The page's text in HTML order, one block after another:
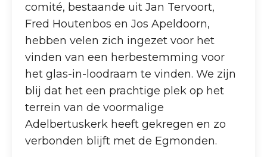
comité, bestaande uit Jan Tervoort,
Fred Houtenbos en Jos Apeldoorn,
hebben velen zich ingezet voor het
vinden van een herbestemming voor
het glas-in-loodraam te vinden. We zijn
blij dat het een prachtige plek op het
terrein van de voormalige
Adelbertuskerk heeft gekregen en zo
verbonden blijft met de Egmonden.